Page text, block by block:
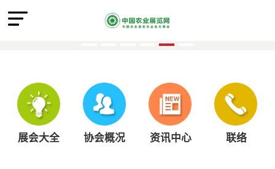
展会大全 协会概况 资讯中心 联络